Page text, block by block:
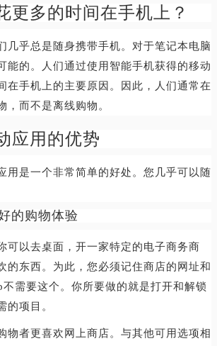
更多的时间在手机上？
几乎总是随身携带手机。对于笔记本电脑
能的。人们通过使用智能手机获得的移动
在手机上的主要原因。因此，人们通常在
，而不是离线购物。
应用的优势
用是一个非常简单的好处。您几乎可以随
的购物体验
可以去桌面，开一家特定的电子商务商
的东西。为此，您必须记住商店的网址和
需要这个。你所要做的就是打开和解锁
的项目。
物者更喜欢网上商店。与其他可用选项相